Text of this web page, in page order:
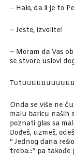
– Halo, da li je to
– Jeste, izvolite!
– Moram da Vas
se stvore uslovi
Onda se više ne
malu baricu naših
poznati glas sa
Dođeš, uzmeš,
“ Jednog dana
treba:::“ pa takođe